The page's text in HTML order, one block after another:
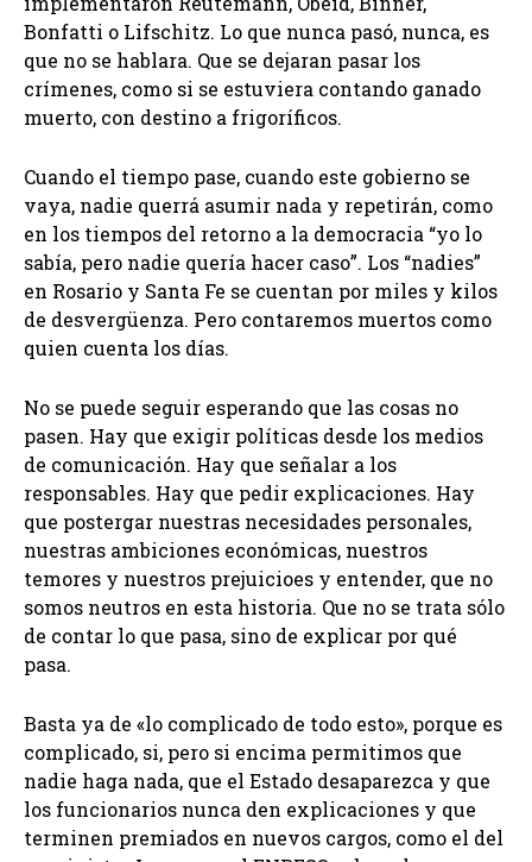
Bonfatti o Lifschitz. Lo que nunca pasó, nunca, es
que no se hablara. Que se dejaran pasar los
crímenes, como si se estuviera contando ganado
muerto, con destino a frigoríficos.
Cuando el tiempo pase, cuando este gobierno se
vaya, nadie querrá asumir nada y repetirán, como
en los tiempos del retorno a la democracia “yo lo
sabía, pero nadie quería hacer caso”. Los “nadies”
en Rosario y Santa Fe se cuentan por miles y kilos
de desvergüenza. Pero contaremos muertos como
quien cuenta los días.
No se puede seguir esperando que las cosas no
pasen. Hay que exigir políticas desde los medios
de comunicación. Hay que señalar a los
responsables. Hay que pedir explicaciones. Hay
que postergar nuestras necesidades personales,
nuestras ambiciones económicas, nuestros
temores y nuestros prejuicioes y entender, que no
somos neutros en esta historia. Que no se trata sólo
de contar lo que pasa, sino de explicar por qué
pasa.
Basta ya de «lo complicado de todo esto», porque es
complicado, si, pero si encima permitimos que
nadie haga nada, que el Estado desaparezca y que
los funcionarios nunca den explicaciones y que
terminen premiados en nuevos cargos, como el del